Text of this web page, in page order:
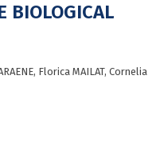
BIOLOGICAL
Florica MAILAT, Cornelia